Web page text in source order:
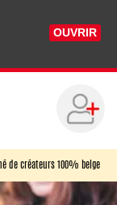
OUVRIR
de créateurs 100% belge